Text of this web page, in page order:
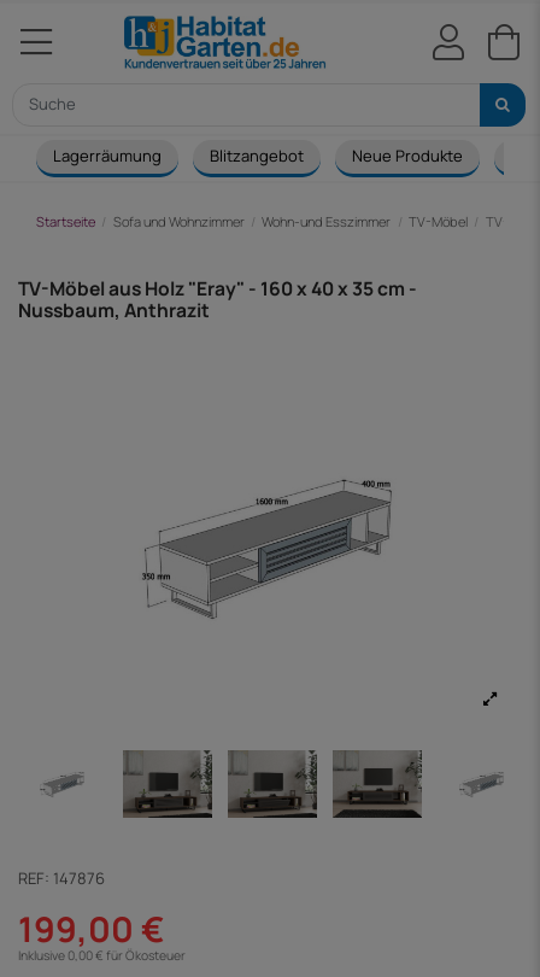
Lagerräumung Blitzangebot Neue Produkte
Startseite Sofa und Wohnzimmer Wohn-und Esszimmer TV-Möbel TV-
TV-Möbel aus Holz "Eray" - 160 x 40 x 35 cm -
Nussbaum, Anthrazit
REF: 147876
199,00 €
Inklusive 0,00 € für Ökosteuer